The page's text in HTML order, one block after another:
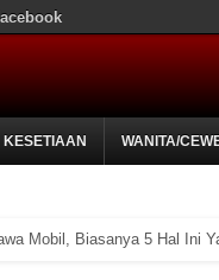
KESETIAAN WANITA/
Mobil, Biasanya 5 Hal Ini